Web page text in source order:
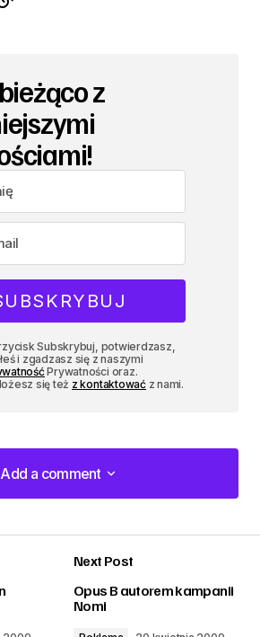
z
Subskrybuj, potwierdzasz,
i zgadzasz się z naszymi
Prywatności oraz.
się też z kontaktowaćz nami.
Add a comment
Add a comment
Next Post
Opus B autorem kampanii
Nomi